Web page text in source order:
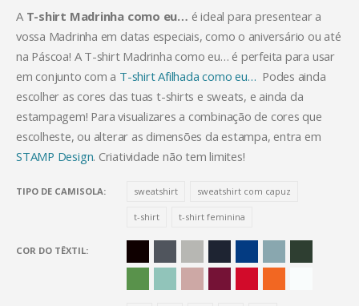
A T-shirt Madrinha como eu… é ideal para presentear a
vossa Madrinha em datas especiais, como o aniversário ou até
na Páscoa! A T-shirt Madrinha como eu… é perfeita para usar
em conjunto com a T-shirt Afilhada como eu… Podes ainda
escolher as cores das tuas t-shirts e sweats, e ainda da
estampagem! Para visualizares a combinação de cores que
escolheste, ou alterar as dimensões da estampa, entra em
STAMP Design. Criatividade não tem limites!
TIPO DE CAMISOLA sweatshirt sweatshirt com capuz
t-shirt t-shirt feminina
COR DO TÊXTIL